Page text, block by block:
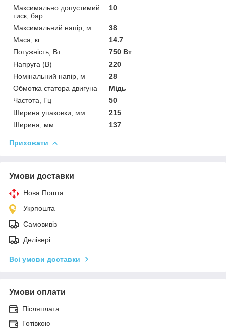
Максимально допустимий
тиск, бар
10
Максимальний напір, м
38
Маса, кг
14.7
Потужність, Вт
750 Вт
Напруга (В)
220
Номінальний напір, м
28
Обмотка статора двигуна
Мідь
Частота, Гц
50
Ширина упаковки, мм
215
Ширина, мм
137
Приховати
Умови доставки
Нова Пошта
Укрпошта
Самовивіз
Делівері
Всі умови доставки
Умови оплати
Післяплата
Готівкою